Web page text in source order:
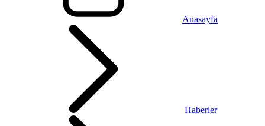
Anasayfa
Haberler